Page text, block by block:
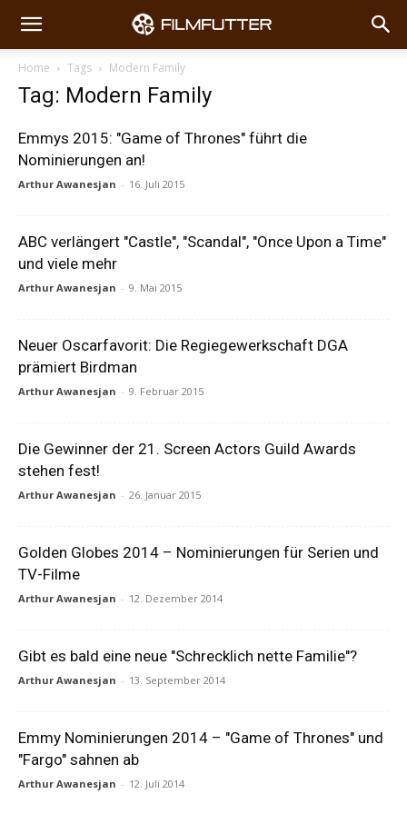
Home Tags Modern Family
Tag: Modern Family
Emmys 2015: "Game of Thrones" führt die
Nominierungen an!
Arthur Awanesjan - 16. Juli 2015
ABC verlängert "Castle", "Scandal", "Once Upon a Time"
und viele mehr
Arthur Awanesjan - 9. Mai 2015
Neuer Oscarfavorit: Die Regiegewerkschaft DGA
prämiert Birdman
Arthur Awanesjan - 9. Februar 2015
Die Gewinner der 21. Screen Actors Guild Awards
stehen fest!
Arthur Awanesjan - 26. Januar 2015
Golden Globes 2014 – Nominierungen für Serien und
TV-Filme
Arthur Awanesjan - 12. Dezember 2014
Gibt es bald eine neue "Schrecklich nette Familie"?
Arthur Awanesjan - 13. September 2014
Emmy Nominierungen 2014 – "Game of Thrones" und
"Fargo" sahnen ab
Arthur Awanesjan - 12. Juli 2014